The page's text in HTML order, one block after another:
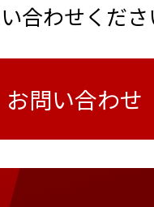
合わせくだ
お問い合わせ